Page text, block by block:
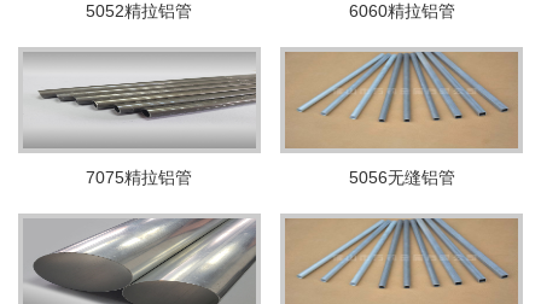
5052精拉铝管 6060精拉铝管
7075精拉铝管 5056无缝铝管